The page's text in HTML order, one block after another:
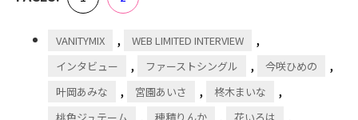
VANITYMIX , WEB LIMITED INTERVIEW ,
インタビュー , ファーストシングル , 今咲ひめの ,
叶岡あみな , 宮園あいさ , 柊木まいな ,